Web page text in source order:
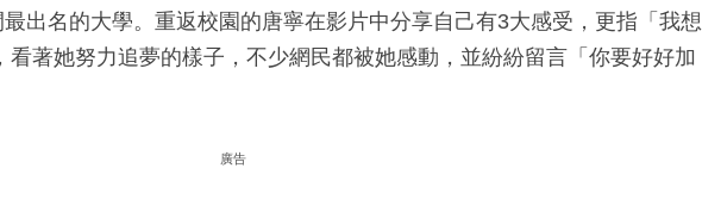
出名的大學。重返校園的唐寧在影片中分享自己有3大感受，更指「我想
看著她努力追夢的樣子，不少網民都被她感動，並紛紛留言「你要好好加
廣告